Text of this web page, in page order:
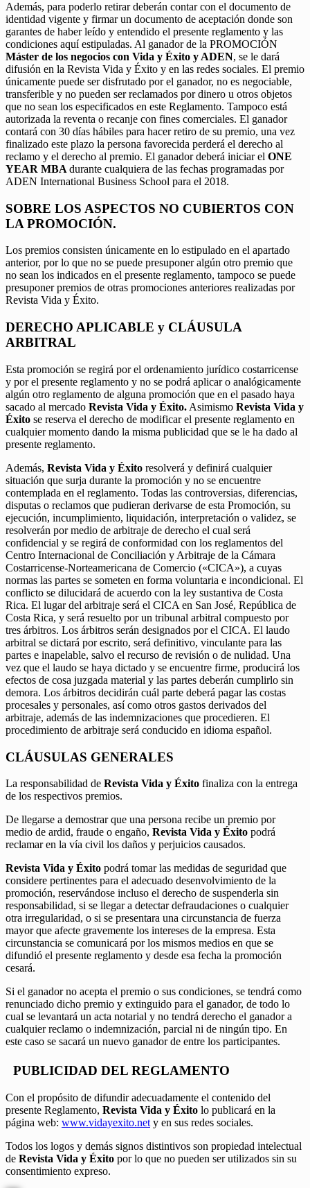
Además, para poderlo retirar deberán contar con el documento de
identidad vigente y firmar un documento de aceptación donde son
garantes de haber leído y entendido el presente reglamento y las
condiciones aquí estipuladas. Al ganador de la PROMOCIÓN
Máster de los negocios con Vida y Éxito y ADEN, se le dará
difusión en la Revista Vida y Éxito y en las redes sociales. El premio
únicamente puede ser disfrutado por el ganador, no es negociable,
transferible y no pueden ser reclamados por dinero u otros objetos
que no sean los especificados en este Reglamento. Tampoco está
autorizada la reventa o recanje con fines comerciales. El ganador
contará con 30 días hábiles para hacer retiro de su premio, una vez
finalizado este plazo la persona favorecida perderá el derecho al
reclamo y el derecho al premio. El ganador deberá iniciar el ONE
YEAR MBA durante cualquiera de las fechas programadas por
ADEN International Business School para el 2018.
SOBRE LOS ASPECTOS NO CUBIERTOS CON
LA PROMOCIÓN.
Los premios consisten únicamente en lo estipulado en el apartado
anterior, por lo que no se puede presuponer algún otro premio que
no sean los indicados en el presente reglamento, tampoco se puede
presuponer premios de otras promociones anteriores realizadas por
Revista Vida y Éxito.
DERECHO APLICABLE y CLÁUSULA
ARBITRAL
Esta promoción se regirá por el ordenamiento jurídico costarricense
y por el presente reglamento y no se podrá aplicar o analógicamente
algún otro reglamento de alguna promoción que en el pasado haya
sacado al mercado Revista Vida y Éxito. Asimismo Revista Vida y
Éxito se reserva el derecho de modificar el presente reglamento en
cualquier momento dando la misma publicidad que se le ha dado al
presente reglamento.
Además, Revista Vida y Éxito resolverá y definirá cualquier
situación que surja durante la promoción y no se encuentre
contemplada en el reglamento. Todas las controversias, diferencias,
disputas o reclamos que pudieran derivarse de esta Promoción, su
ejecución, incumplimiento, liquidación, interpretación o validez, se
resolverán por medio de arbitraje de derecho el cual será
confidencial y se regirá de conformidad con los reglamentos del
Centro Internacional de Conciliación y Arbitraje de la Cámara
Costarricense-Norteamericana de Comercio («CICA»), a cuyas
normas las partes se someten en forma voluntaria e incondicional. El
conflicto se dilucidará de acuerdo con la ley sustantiva de Costa
Rica. El lugar del arbitraje será el CICA en San José, República de
Costa Rica, y será resuelto por un tribunal arbitral compuesto por
tres árbitros. Los árbitros serán designados por el CICA. El laudo
arbitral se dictará por escrito, será definitivo, vinculante para las
partes e inapelable, salvo el recurso de revisión o de nulidad. Una
vez que el laudo se haya dictado y se encuentre firme, producirá los
efectos de cosa juzgada material y las partes deberán cumplirlo sin
demora. Los árbitros decidirán cuál parte deberá pagar las costas
procesales y personales, así como otros gastos derivados del
arbitraje, además de las indemnizaciones que procedieren. El
procedimiento de arbitraje será conducido en idioma español.
CLÁUSULAS GENERALES
La responsabilidad de Revista Vida y Éxito finaliza con la entrega
de los respectivos premios.
De llegarse a demostrar que una persona recibe un premio por
medio de ardid, fraude o engaño, Revista Vida y Éxito podrá
reclamar en la vía civil los daños y perjuicios causados.
Revista Vida y Éxito podrá tomar las medidas de seguridad que
considere pertinentes para el adecuado desenvolvimiento de la
promoción, reservándose incluso el derecho de suspenderla sin
responsabilidad, si se llegar a detectar defraudaciones o cualquier
otra irregularidad, o si se presentara una circunstancia de fuerza
mayor que afecte gravemente los intereses de la empresa. Esta
circunstancia se comunicará por los mismos medios en que se
difundió el presente reglamento y desde esa fecha la promoción
cesará.
Si el ganador no acepta el premio o sus condiciones, se tendrá como
renunciado dicho premio y extinguido para el ganador, de todo lo
cual se levantará un acta notarial y no tendrá derecho el ganador a
cualquier reclamo o indemnización, parcial ni de ningún tipo. En
este caso se sacará un nuevo ganador de entre los participantes.
PUBLICIDAD DEL REGLAMENTO
Con el propósito de difundir adecuadamente el contenido del
presente Reglamento, Revista Vida y Éxito lo publicará en la
página web: www.vidayexito.net y en sus redes sociales.
Todos los logos y demás signos distintivos son propiedad intelectual
de Revista Vida y Éxito por lo que no pueden ser utilizados sin su
consentimiento expreso.